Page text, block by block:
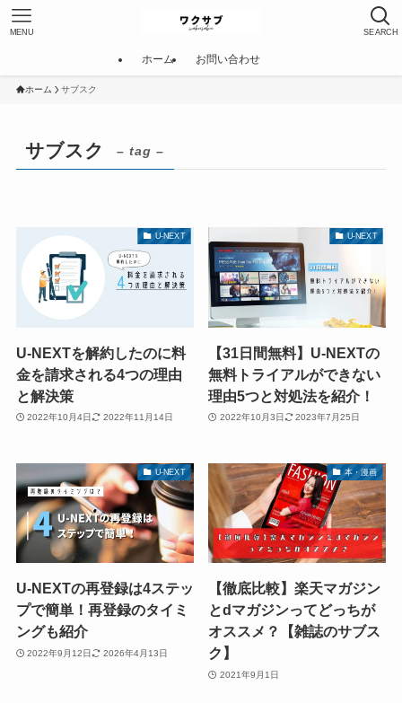
SEARCH
MENU
ホーム お問い合わせ
ホーム サブスク
サブスク – tag –
U-NEXT
U-NEXTを解約したのに料
金を請求される4つの理由
と解決策
2022年10月4日 2022年11月14日
U-NEXT
【31日間無料】U-NEXTの
無料トライアルができない
理由5つと対処法を紹介！
2022年10月3日 2023年7月25日
U-NEXT
U-NEXTの再登録は4ステッ
プで簡単！再登録のタイミ
ングも紹介
2022年9月12日 2026年4月13日
本・漫画
【徹底比較】楽天マガジン
とdマガジンってどっちが
オススメ？【雑誌のサブス
ク】
2021年9月1日